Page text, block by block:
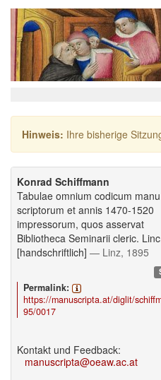
Hinweis: Ihre bisherige
Konrad Schiffmann
Tabulae omnium codicum manu
scriptorum et annis 1470-1520
impressorum, quos asservat
Bibliotheca Seminarii cleric.
[handschriftlich] — Linz, 1895
Permalink:
https://manuscripta.at/diglit/
95/0017
Kontakt und Feedback:
manuscripta@oeaw.ac.at